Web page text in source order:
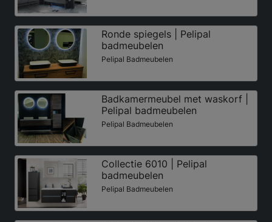
Ronde spiegels | Pelipal
badmeubelen
Pelipal Badmeubelen
Badkamermeubel met waskorf |
Pelipal badmeubelen
Pelipal Badmeubelen
Collectie 6010 | Pelipal
badmeubelen
Pelipal Badmeubelen